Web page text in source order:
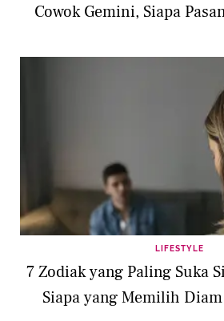
Cowok Gemini, Siapa
LIFESTYLE
7 Zodiak yang Paling Suka
Siapa yang Memilih